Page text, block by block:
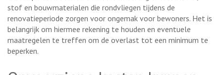
stof en bouwmaterialen die rondvliegen tijdens de
renovatieperiode zorgen voor ongemak voor bewoners. Het is
belangrijk om hiermee rekening te houden en eventuele
maatregelen te treffen om de overlast tot een minimum te
beperken.